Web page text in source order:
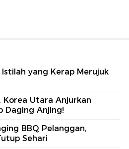
Istilah yang Kerap Merujuk
Korea Utara Anjurkan
Daging Anjing!
BBQ Pelanggan,
Sehari